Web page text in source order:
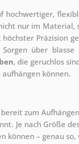
hochwertiger,
nur im Material,
Präzision
über
, die geruchlos
können.
zum
Je nach Größe
können – genau